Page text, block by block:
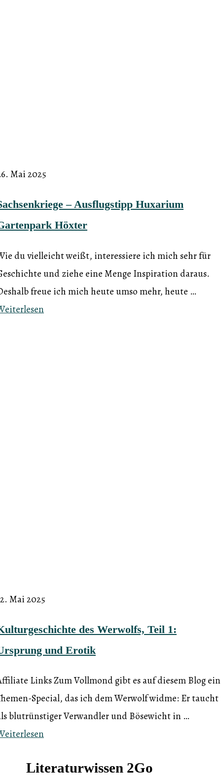
Mai 2025
– Ausflugstipp Huxarium
Höxter
du vielleicht weißt, interessiere ich mich sehr für
und ziehe eine Menge Inspiration daraus.
freue ich mich heute umso mehr, heute …
Mai 2025
des Werwolfs, Teil 1:
und Erotik
Links Zum Vollmond gibt es auf diesem Blog ein
Special, das ich dem Werwolf widme: Er taucht
blutrünstiger Verwandler und Bösewicht in …
Literaturwissen 2Go